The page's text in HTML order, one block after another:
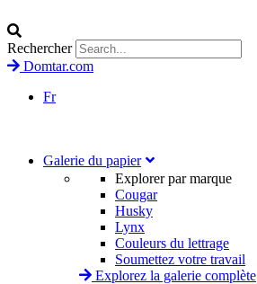
Rechercher
Domtar.com
Fr
Galerie du papier
Explorer par marque
Cougar
Husky
Lynx
Couleurs du lettrage
Soumettez votre travail
Explorez la galerie complète